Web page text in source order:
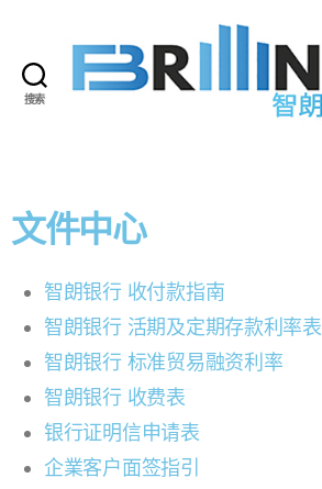
搜索
文件中心
智朗银行 收付款指南
智朗银行 活期及定期存款利率表
智朗银行 标准贸易融资利率
智朗银行 收费表
银行证明信申请表
企業客户面签指引